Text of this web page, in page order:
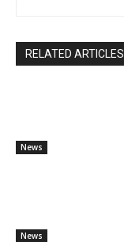
RELATED ARTICLES
News
News